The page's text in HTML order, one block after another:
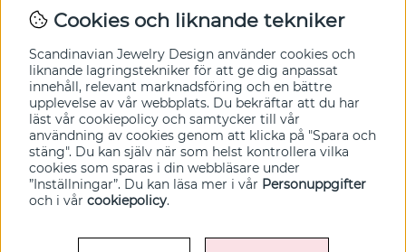
Nyhetsbrev
erbjudanden före alla andra. Registrera dig här nedan.
Ja tack!
Cookies och liknande tekniker
Scandinavian Jewelry Design använder cookies och
liknande lagringstekniker för att ge dig anpassat
innehåll, relevant marknadsföring och en bättre
upplevelse av vår webbplats. Du bekräftar att du har
läst vår cookiepolicy och samtycker till vår
användning av cookies genom att klicka på "Spara och
stäng". Du kan själv när som helst kontrollera vilka
cookies som sparas i din webbläsare under
”Inställningar”. Du kan läsa mer i vår Personuppgifter
och i vår cookiepolicy.